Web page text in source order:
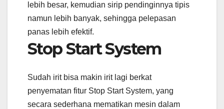
lebih besar, kemudian sirip pendinginnya tipis
namun lebih banyak, sehingga pelepasan
panas lebih efektif.
Stop Start System
Sudah irit bisa makin irit lagi berkat
penyematan fitur Stop Start System, yang
secara sederhana mematikan mesin dalam